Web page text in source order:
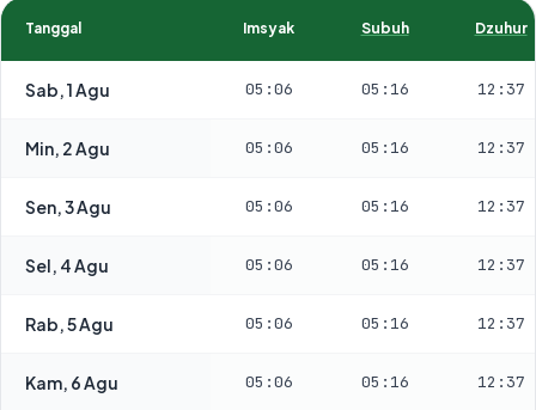
Tanggal Imsyak Subuh Dzuhur
Sab, 1 Agu 05:06 05:16 12:37
Min, 2 Agu 05:06 05:16 12:37
Sen, 3 Agu 05:06 05:16 12:37
Sel, 4 Agu 05:06 05:16 12:37
Rab, 5 Agu 05:06 05:16 12:37
Kam, 6 Agu 05:06 05:16 12:37